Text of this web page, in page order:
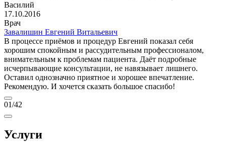
Василий
17.10.2016
Врач
Завалишин Евгений Витальевич
В процессе приёмов и процедур Евгений показал себя
хорошим спокойным и рассудительным профессионалом,
внимательным к проблемам пациента. Даёт подробные
исчерпывающие консультации, не навязывает лишнего.
Оставил однозначно приятное и хорошее впечатление.
Рекомендую. И хочется сказать большое спасибо!
01/42
Услуги